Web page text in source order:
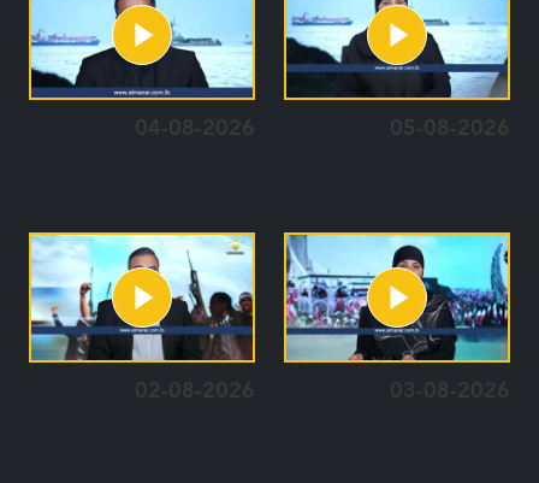
05-08-2026
04-08-2026
03-08-2026
02-08-2026